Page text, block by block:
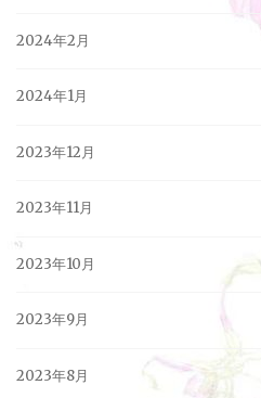
2024年2月
2024年1月
2023年12月
2023年11月
2023年10月
2023年9月
2023年8月